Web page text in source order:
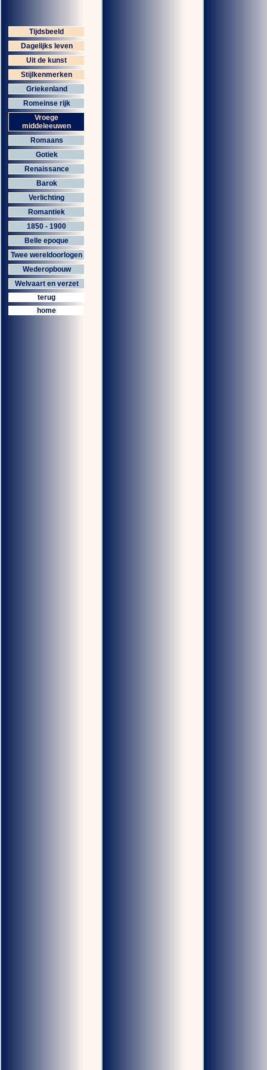
Tijdsbeeld
Dagelijks leven
Uit de kunst
Stijlkenmerken
Griekenland
Romeinse rijk
Vroege
middeleeuwen
Romaans
Gotiek
Renaissance
Barok
Verlichting
Romantiek
1850 - 1900
Belle epoque
Twee wereldoorlogen
Wederopbouw
Welvaart en verzet
terug
home